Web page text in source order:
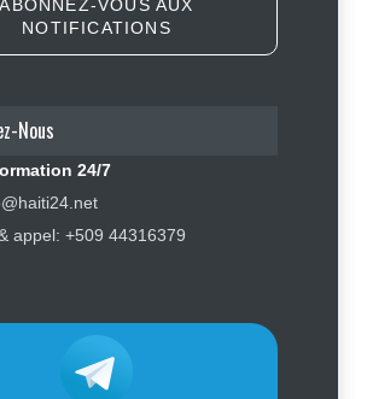
Retards, bagages perdus,
6 août 2026
Tennessee, Andy Ogles, proche de
ABONNEZ-VOUS AUX
NOTIFICATIONS
Nous
24/7
appel: +509 44316379